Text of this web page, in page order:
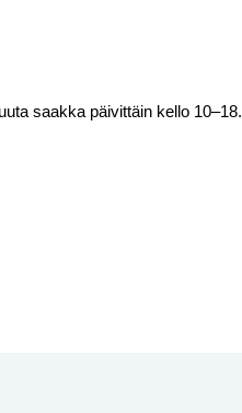
saakka päivittäin kello 10–18.